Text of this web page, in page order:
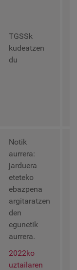
TGSSk
kudeatzen
du
Notik
aurrera:
jarduera
eteteko
ebazpena
argitaratzen
den
egunetik
aurrera.
2022ko
uztailaren